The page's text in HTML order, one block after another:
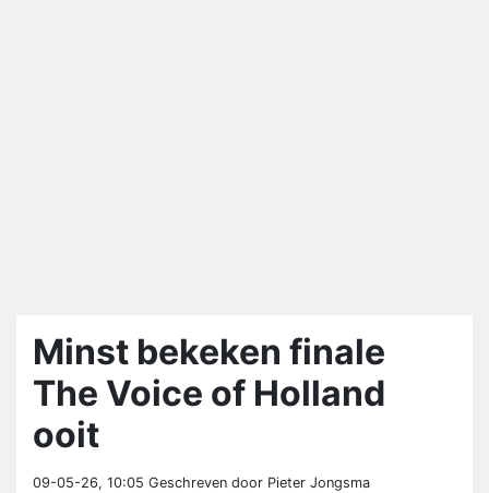
Minst bekeken finale
The Voice of Holland
ooit
09-05-26, 10:05 Geschreven door Pieter Jongsma